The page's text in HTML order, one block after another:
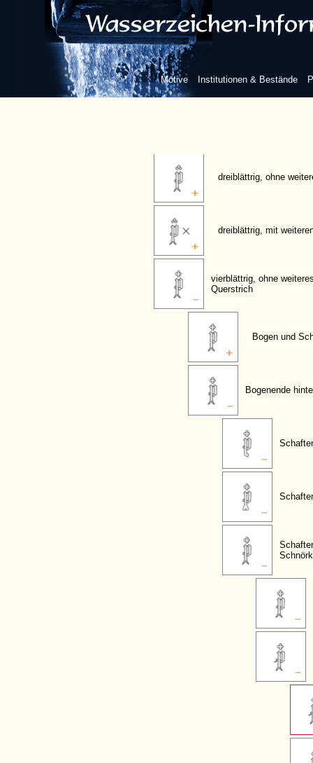
Motive Institutionen & Bestände
frei, gotische Form, mit Beizeichen
Blume/Blatt
dreiblättrig, ohne
dreiblättrig, mit
vierblättrig, ohne
Querstrich
Bogen und
Bogenende